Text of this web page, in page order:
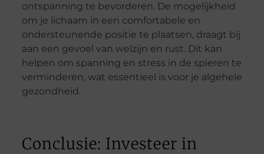
ontspanning te bevorderen. De mogelijkheid
om je lichaam in een comfortabele en
ondersteunende positie te plaatsen, draagt bij
aan een gevoel van welzijn en rust. Dit kan
helpen om spanning en stress in de spieren te
verminderen, wat essentieel is voor je algehele
gezondheid.
Conclusie: Investeer in